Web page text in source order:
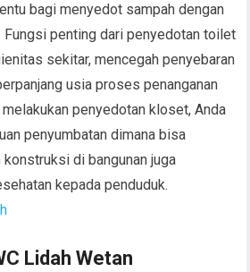
bagi menyedot sampah dengan
penting dari penyedotan toilet
sekitar, mencegah penyebaran
usia proses penanganan
penyedotan kloset, Anda
penyumbatan dimana bisa
di bangunan juga
kepada penduduk.
Lidah Wetan